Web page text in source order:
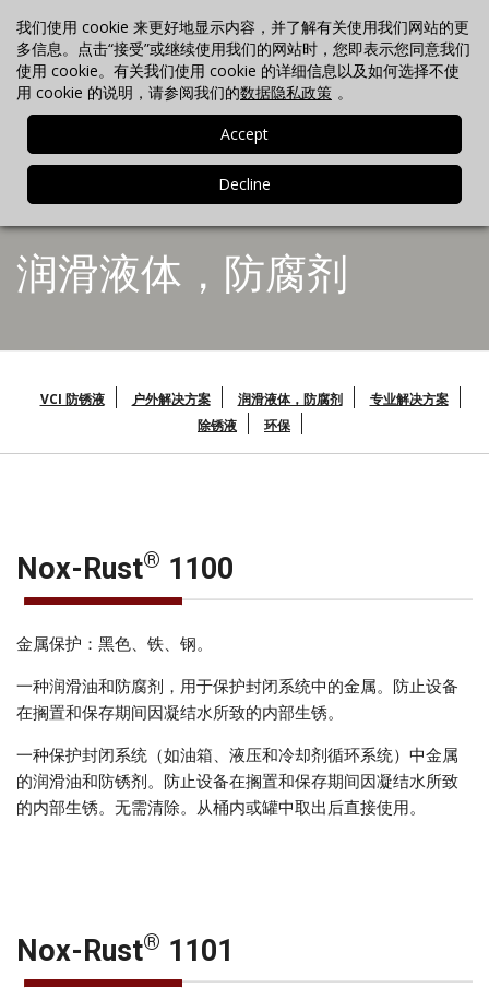
我们使用 cookie 来更好地显示内容，并了解有关使用我们网站的更
多信息。点击“接受”或继续使用我们的网站时，您即表示您同意我们
使用 cookie。有关我们使用 cookie 的详细信息以及如何选择不使
用 cookie 的说明，请参阅我们的数据隐私政策 。
联络我们 搜索 最新消息 电话 +86-21-3702-7725
润滑液体，防腐剂
VCI 防锈液 户外解决方案 润滑液体，防腐剂
专业解决方案
除锈液
环保
Nox-Rust® 1100
金属保护：黑色、铁、钢。
一种润滑油和防腐剂，用于保护封闭系统中的金属。防止设备
在搁置和保存期间因凝结水所致的内部生锈。
一种保护封闭系统（如油箱、液压和冷却剂循环系统）中金属
的润滑油和防锈剂。防止设备在搁置和保存期间因凝结水所致
的内部生锈。无需清除。从桶内或罐中取出后直接使用。
Nox-Rust® 1101